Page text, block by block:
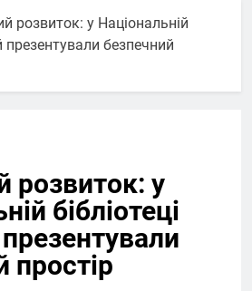
розвиток: у Національній
презентували безпечний
розвиток: у
бібліотеці
простір